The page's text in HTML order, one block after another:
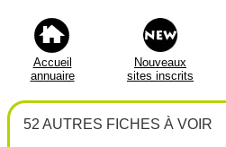
Accueil
annuaire
Nouveaux
sites inscrits
52 AUTRES FICHES À VOIR